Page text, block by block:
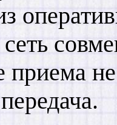
сеть
приема